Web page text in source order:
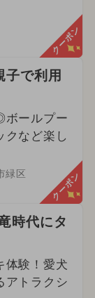
クーポン
子で利用
ールプー
クなど楽し
緑区 クーポン
時代にタ
体験！愛犬
アトラクシ